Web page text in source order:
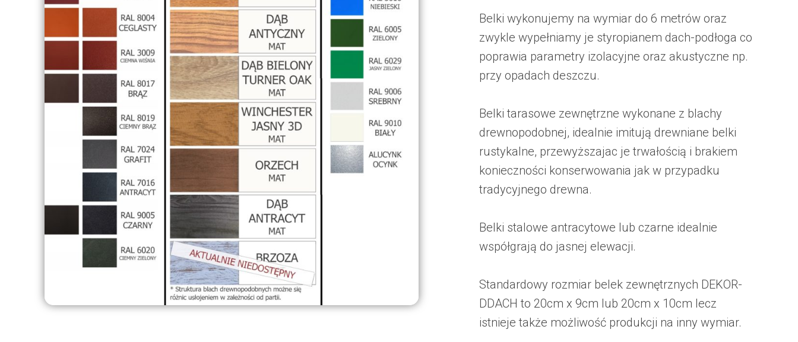
Belki wykonujemy na wymiar do 6 metrów oraz
zwykle wypełniamy je styropianem dach-podłoga co
poprawia parametry izolacyjne oraz akustyczne np.
przy opadach deszczu.
Belki tarasowe zewnętrzne wykonane z blachy
drewnopodobnej, idealnie imitują drewniane belki
rustykalne, przewyższajac je trwałością i brakiem
konieczności konserwowania jak w przypadku
tradycyjnego drewna.
Belki stalowe antracytowe lub czarne idealnie
współgrają do jasnej elewacji.
Standardowy rozmiar belek zewnętrznych DEKOR-
DDACH to 20cm x 9cm lub 20cm x 10cm lecz
istnieje także możliwość produkcji na inny wymiar.